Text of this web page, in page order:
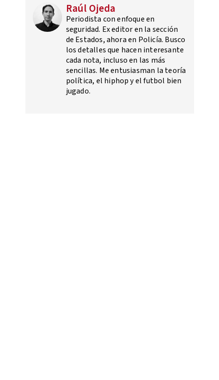
Raúl Ojeda
Periodista con enfoque en
seguridad. Ex editor en la sección
de Estados, ahora en Policía. Busco
los detalles que hacen interesante
cada nota, incluso en las más
sencillas. Me entusiasman la teoría
política, el hiphop y el futbol bien
jugado.